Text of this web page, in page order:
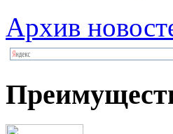
Архив